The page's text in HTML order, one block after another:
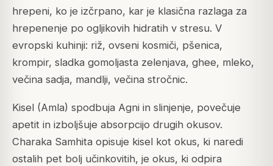
hrepeni, ko je izčrpano, kar je klasična razlaga za
hrepenenje po ogljikovih hidratih v stresu. V
evropski kuhinji: riž, ovseni kosmiči, pšenica,
krompir, sladka gomoljasta zelenjava, ghee, mleko,
večina sadja, mandlji, večina stročnic.
Kisel (Amla) spodbuja Agni in slinjenje, povečuje
apetit in izboljšuje absorpcijo drugih okusov.
Charaka Samhita opisuje kisel kot okus, ki naredi
ostalih pet bolj učinkovitih, je okus, ki odpira